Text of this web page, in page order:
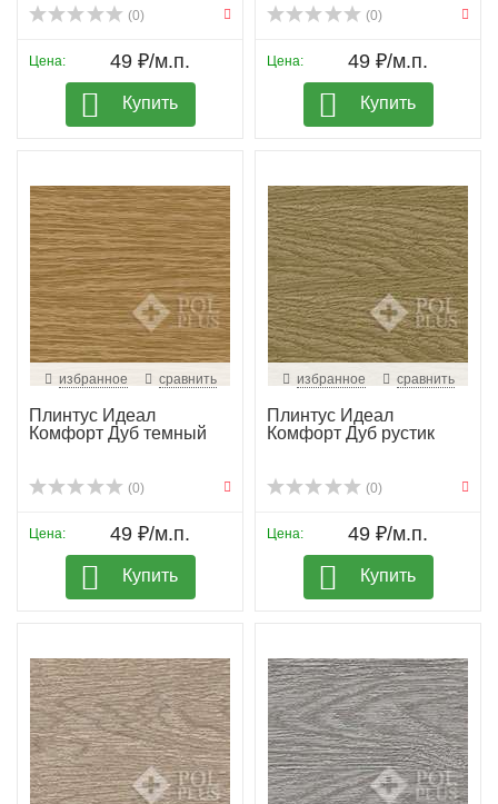
(0)
Цена: 49 ₽/м.п.
Купить
(0)
Цена: 49 ₽/м.п.
Купить
избранное сравнить
Плинтус Идеал
Комфорт Дуб темный
(0)
Цена: 49 ₽/м.п.
Купить
избранное сравнить
Плинтус Идеал
Комфорт Дуб рустик
(0)
Цена: 49 ₽/м.п.
Купить